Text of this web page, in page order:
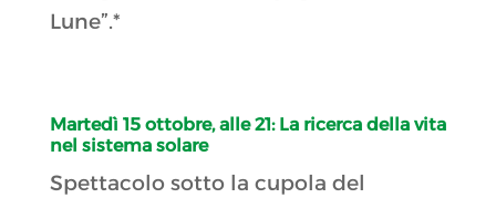
Lune”.*
Martedì 15 ottobre, alle 21: La ricerca della vita
nel sistema solare
Spettacolo sotto la cupola del